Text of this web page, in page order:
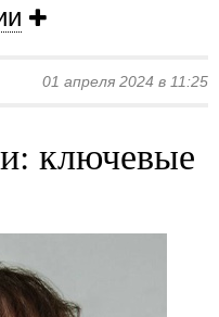
01 апреля 2024 в 11:25
ключевые